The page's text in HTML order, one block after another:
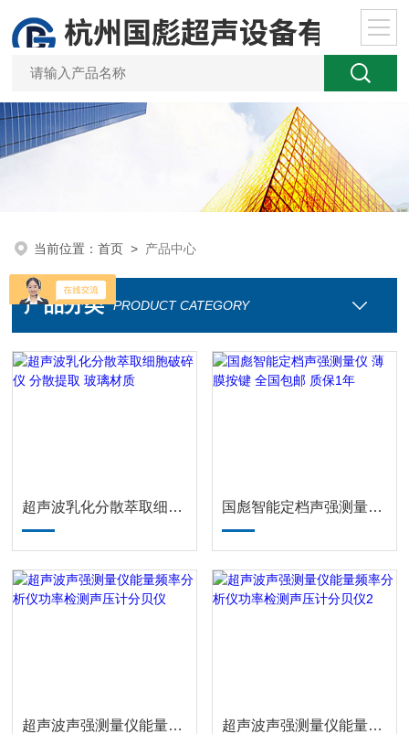
当前位置：首页 > 产品中心
产品分类 PRODUCT CATEGORY
超声波乳化分散萃取细胞破碎仪 分散提取 玻璃材质 国彪智能定档声强测量仪 薄膜按键 全国包邮 质保1年
超声波声强测量仪能量频率分析仪功率检测声压计分贝仪 超声波声强测量仪能量频率分析仪功率检测声压计分贝仪2